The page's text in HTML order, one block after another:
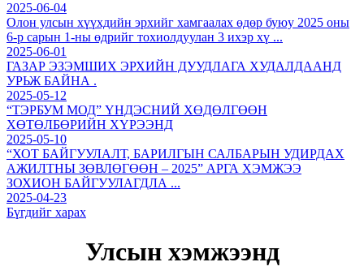
2025-06-04
Олон улсын хүүхдийн эрхийг хамгаалах өдөр буюу 2025 оны
6-р сарын 1-ны өдрийг тохиолдуулан 3 ихэр хү ...
2025-06-01
ГАЗАР ЭЗЭМШИХ ЭРХИЙН ДУУДЛАГА ХУДАЛДААНД
УРЬЖ БАЙНА .
2025-05-12
“ТЭРБУМ МОД” ҮНДЭСНИЙ ХӨДӨЛГӨӨН
ХӨТӨЛБӨРИЙН ХҮРЭЭНД
2025-05-10
“ХОТ БАЙГУУЛАЛТ, БАРИЛГЫН САЛБАРЫН УДИРДАХ
АЖИЛТНЫ ЗӨВЛӨГӨӨН – 2025” АРГА ХЭМЖЭЭ
ЗОХИОН БАЙГУУЛАГДЛА ...
2025-04-23
Бүгдийг харах
Улсын хэмжээнд